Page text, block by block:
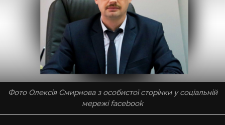
Фото Олексія Смирнова з особистої сторінки у соціальній
мережі facebook